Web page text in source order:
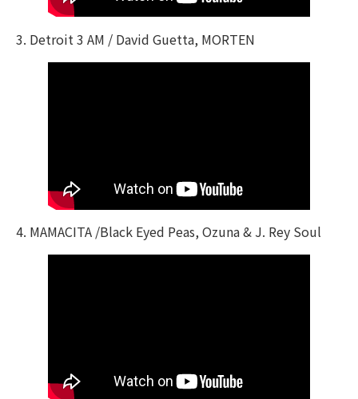
3. Detroit 3 AM / David Guetta, MORTEN
4. MAMACITA /Black Eyed Peas, Ozuna & J. Rey Soul